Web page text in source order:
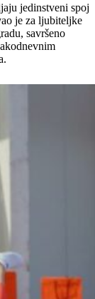
jedinstveni spoj
je za ljubiteljke
savršeno